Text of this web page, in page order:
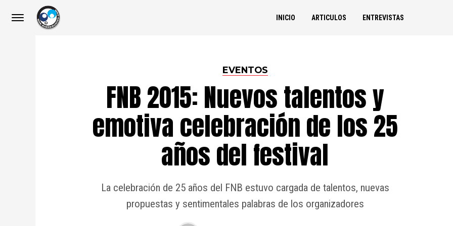
INICIO ARTICULOS ENTREVISTAS
EVENTOS
FNB 2015: Nuevos talentos y
emotiva celebración de los 25
años del festival
La celebración de 25 años del FNB estuvo cargada de talentos, nuevas
propuestas y sentimentales palabras de los organizadores